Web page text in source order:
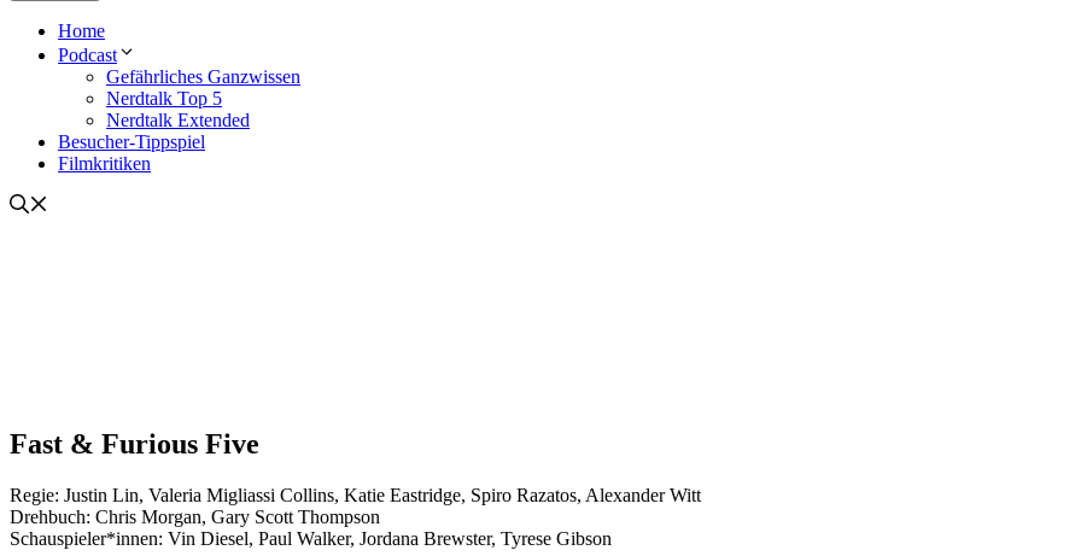
Home
Podcast
Gefährliches Ganzwissen
Nerdtalk Top 5
Nerdtalk Extended
Besucher-Tippspiel
Filmkritiken
Fast & Furious Five
Regie: Justin Lin, Valeria Migliassi Collins, Katie Eastridge, Spiro Razatos, Alexander Witt
Drehbuch: Chris Morgan, Gary Scott Thompson
Schauspieler*innen: Vin Diesel, Paul Walker, Jordana Brewster, Tyrese Gibson